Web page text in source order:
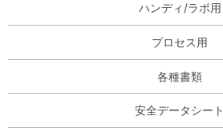
ハンディ/ラボ用
プロセス用
各種書類
安全データシート